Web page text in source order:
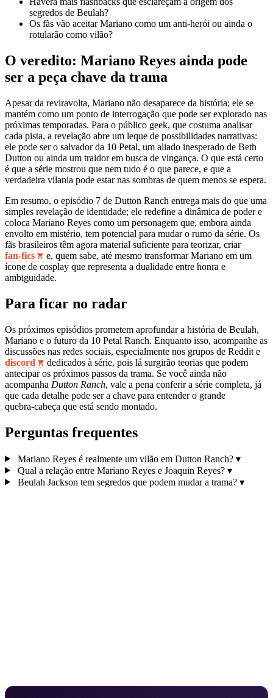
segredos de Beulah?
Os fãs vão aceitar Mariano como um anti‑herói ou ainda o
rotularão como vilão?
O veredito: Mariano Reyes ainda pode
ser a peça chave da trama
Apesar da reviravolta, Mariano não desaparece da história; ele se
mantém como um ponto de interrogação que pode ser explorado nas
próximas temporadas. Para o público geek, que costuma analisar
cada pista, a revelação abre um leque de possibilidades narrativas:
ele pode ser o salvador da 10 Petal, um aliado inesperado de Beth
Dutton ou ainda um traidor em busca de vingança. O que está certo
é que a série mostrou que nem tudo é o que parece, e que a
verdadeira vilania pode estar nas sombras de quem menos se espera.
Em resumo, o episódio 7 de Dutton Ranch entrega mais do que uma
simples revelação de identidade; ele redefine a dinâmica de poder e
coloca Mariano Reyes como um personagem que, embora ainda
envolto em mistério, tem potencial para mudar o rumo da série. Os
fãs brasileiros têm agora material suficiente para teorizar, criar
fan‑fics
e, quem sabe, até mesmo transformar Mariano em um
ícone de cosplay que representa a dualidade entre honra e
ambiguidade.
Para ficar no radar
Os próximos episódios prometem aprofundar a história de Beulah,
Mariano e o futuro da 10 Petal Ranch. Enquanto isso, acompanhe as
discussões nas redes sociais, especialmente nos grupos de Reddit e
discord
dedicados à série, pois lá surgirão teorias que podem
antecipar os próximos passos da trama. Se você ainda não
acompanha Dutton Ranch, vale a pena conferir a série completa, já
que cada detalhe pode ser a chave para entender o grande
quebra‑cabeça que está sendo montado.
Perguntas frequentes
Mariano Reyes é realmente um vilão em Dutton Ranch? ▾
Qual a relação entre Mariano Reyes e Joaquin Reyes? ▾
Beulah Jackson tem segredos que podem mudar a trama? ▾